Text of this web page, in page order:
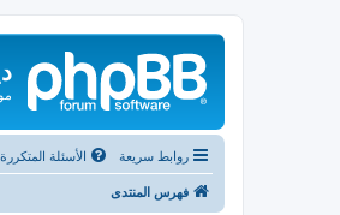
روابط سريعة الأسئلة المتكررة
فهرس المنتدى